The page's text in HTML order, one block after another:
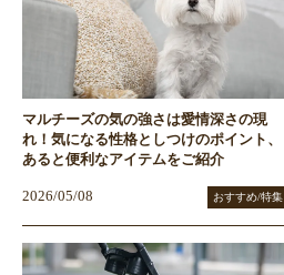
マルチーズの気の強さは愛情深さの現
れ！気になる性格としつけのポイント、
あると便利なアイテムをご紹介
2026/05/08 おすすめ/特集